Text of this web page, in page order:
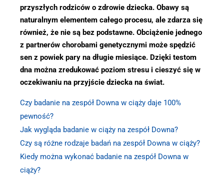
przyszłych rodziców o zdrowie dziecka. Obawy są
naturalnym elementem całego procesu, ale zdarza się
również, że nie są bez podstawne. Obciążenie jednego
z partnerów chorobami genetycznymi może spędzić
sen z powiek pary na długie miesiące. Dzięki testom
dna można zredukować poziom stresu i cieszyć się w
oczekiwaniu na przyjście dziecka na świat.
Czy badanie na zespół Downa w ciąży daje 100%
pewność?
Jak wygląda badanie w ciąży na zespół Downa?
Czy są różne rodzaje badań na zespół Downa w ciąży?
Kiedy można wykonać badanie na zespół Downa w
ciąży?